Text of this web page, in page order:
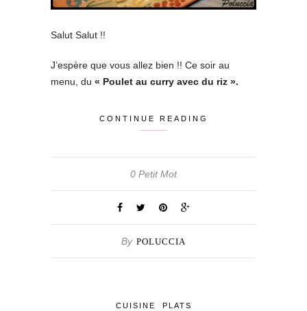
Salut Salut !!
J’espère que vous allez bien !! Ce soir au
menu, du « Poulet au curry avec du riz ».
CONTINUE READING
0 Petit Mot
By POLUCCIA
CUISINE PLATS